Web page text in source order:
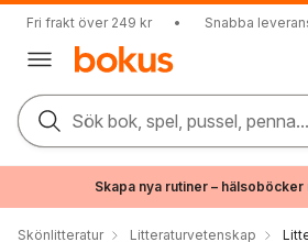
Fri frakt över 249 kr • Snabba
Sök bok, spel, pussel, penna...
Skapa nya rutiner –
Skönlitteratur Litteraturvetenskap